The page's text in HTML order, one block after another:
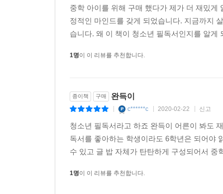
중학 아이를 위해 구매 했다가 제가 더 재밌
정적인 마인드를 갖게 되었습니다. 지금까지
습니다. 왜 이 책이 청소년 필독서인지를 알
1명이 이 리뷰를 추천합니다.
종이책 구매 완득이
c******c 2020-02-22 신고
청소년 필독서라고 하죠 완득이 어른이 봐도
독서를 좋아하는 학생이라도 6학년은 되어야
수 있고 글 밥 자체가 탄탄하게 구성되어서
1명이 이 리뷰를 추천합니다.